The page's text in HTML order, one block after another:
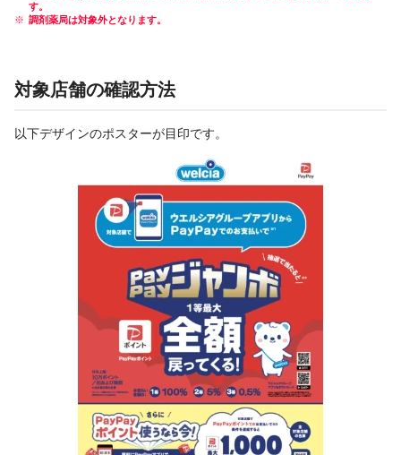
す。
調剤薬局は対象外となります。
対象店舗の確認方法
以下デザインのポスターが目印です。